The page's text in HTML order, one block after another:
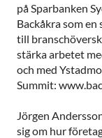
på Sparbanken
Backåkra som
till
stärka arbetet
och med
Summit:
Jörgen
sig om hur